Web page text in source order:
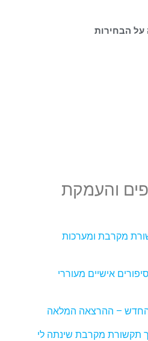
על הבחירות
והעמקת
לתקשורת מקרבת ומערכות
– סיפורים אישיים מעוררי
החדש – ההרצאה המלאה
תקשורת מקרבת שינתה לי